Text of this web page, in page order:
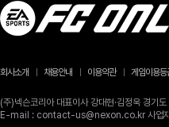
회사소개 채용안내 이용약관 게임이용등
(주)넥슨코리아 대표이사 강대현·김정욱
E-mail : contact-us@nexon.co.kr 사업